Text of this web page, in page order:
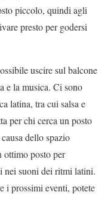
piccolo, quindi agli
presto per godersi
uscire sul balcone
e la musica. Ci sono
latina, tra cui salsa e
per chi cerca un posto
dello spazio
ottimo posto per
nei suoni dei ritmi latini.
i prossimi eventi, potete